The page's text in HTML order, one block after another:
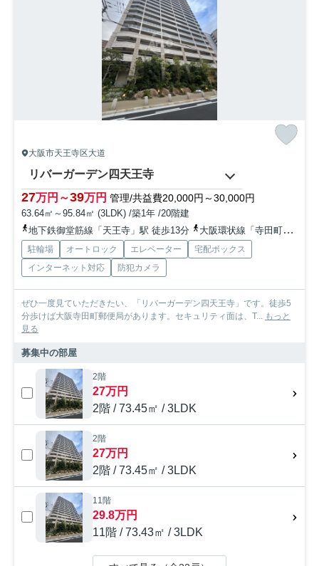
大阪市天王寺区大道
リバーガーデン四天王寺
27万円～39万円 管理/共益費20,000円～30,000円
63.64㎡～95.84㎡ (3LDK) /築1年 /20階建
地下鉄御堂筋線「天王寺」駅 徒歩13分
大阪環状線「寺田町」駅 徒歩9分
駐輪場 オートロック エレベーター
宅配ボックス
インターネット対応
防犯カメラ
ぜひ一度見ていただきたい、「リバーガーデン四天王寺」です。徒歩5
分歩けば大阪寺田町郵便局があります。セキュリティ面は、T...
もっと
見る
募集中の部屋
2階
27万円
2階 / 73.45㎡ / 3LDK
2階
27万円
2階 / 73.45㎡ / 3LDK
11階
29.8万円
11階 / 73.43㎡ / 3LDK